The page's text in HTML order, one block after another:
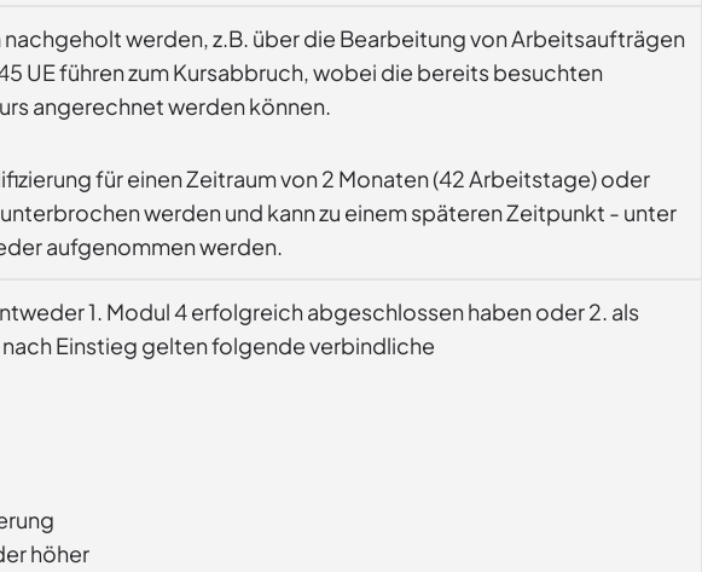
nachgeholt werden, z.B. über die Bearbeitung von Arbeitsaufträgen
UE führen zum Kursabbruch, wobei die bereits besuchten
angerechnet werden können.
für einen Zeitraum von 2 Monaten (42 Arbeitstage) oder
werden und kann zu einem späteren Zeitpunkt - unter
aufgenommen werden.
1. Modul 4 erfolgreich abgeschlossen haben oder 2. als
Einstieg gelten folgende verbindliche
höher